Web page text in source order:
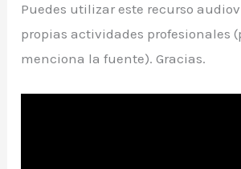
Puedes utilizar este recurso
propias actividades profesionales
menciona la fuente). Gracias.